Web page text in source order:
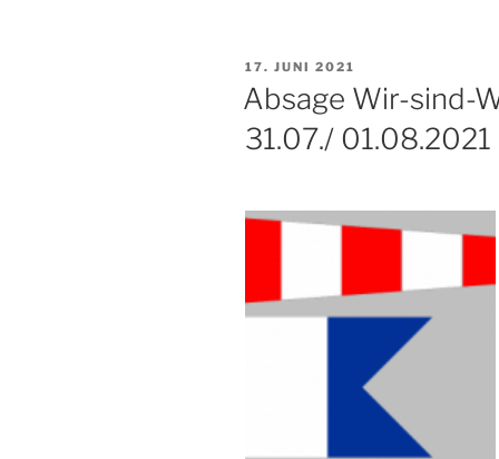
VERÖFFENTLICHT
17. JUNI 2021
Absage Wir-sind-
31.07./ 01.08.2021